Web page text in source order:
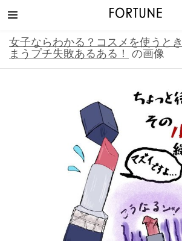
女子ならわかる？コスメを使うと
まうプチ失敗あるある！
の画像